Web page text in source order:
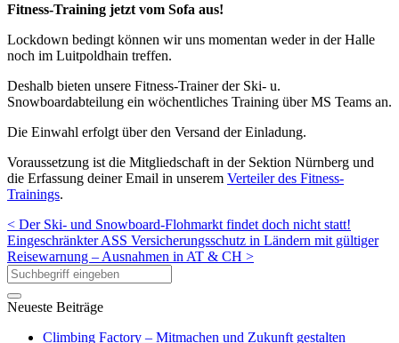
Fitness-Training jetzt vom Sofa aus!
Lockdown bedingt können wir uns momentan weder in der Halle
noch im Luitpoldhain treffen.
Deshalb bieten unsere Fitness-Trainer der Ski- u.
Snowboardabteilung ein wöchentliches Training über MS Teams an.
Die Einwahl erfolgt über den Versand der Einladung.
Voraussetzung ist die Mitgliedschaft in der Sektion Nürnberg und
die Erfassung deiner Email in unserem Verteiler des Fitness-
Trainings.
< Der Ski- und Snowboard-Flohmarkt findet doch nicht statt!
Eingeschränkter ASS Versicherungsschutz in Ländern mit gültiger
Reisewarnung – Ausnahmen in AT & CH >
Neueste Beiträge
Climbing Factory – Mitmachen und Zukunft gestalten